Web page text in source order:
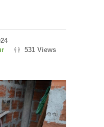
531 Views